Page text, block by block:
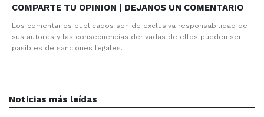
COMPARTE TU OPINION | DEJANOS UN COMENTARIO
Los comentarios publicados son de exclusiva responsabilidad de
sus autores y las consecuencias derivadas de ellos pueden ser
pasibles de sanciones legales.
Noticias más leídas